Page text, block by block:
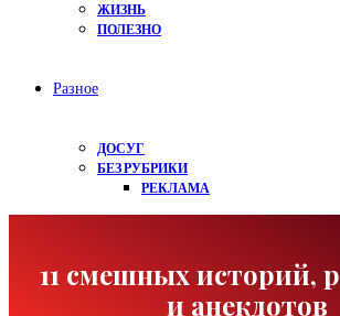
ЖИЗНЬ
ПОЛЕЗНО
Разное
ДОСУГ
БЕЗ РУБРИКИ
РЕКЛАМА
11 смешных историй,
и анекдотов